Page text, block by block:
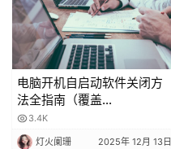
电脑开机自启动软件关闭方
法全指南（覆盖
Windows/macOS，含系统
自带 + 第三方工具）
3.4K
灯火阑珊 2025年 12月 13日